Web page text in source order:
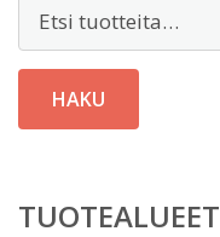
HAKU
TUOTEALUEET